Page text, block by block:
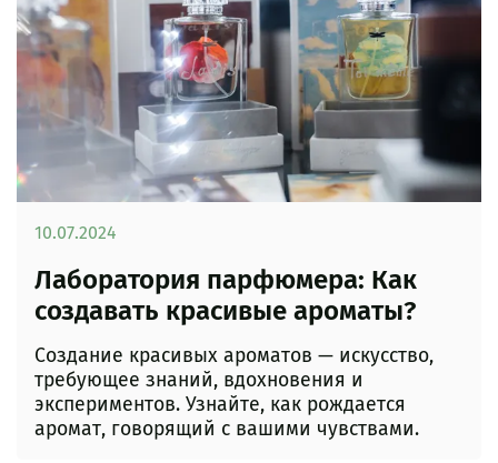
Лаборатория парфюмера: Как
создавать красивые ароматы?
Создание красивых ароматов — искусство,
требующее знаний, вдохновения и
экспериментов. Узнайте, как рождается
аромат, говорящий с вашими чувствами.
10.07.2024